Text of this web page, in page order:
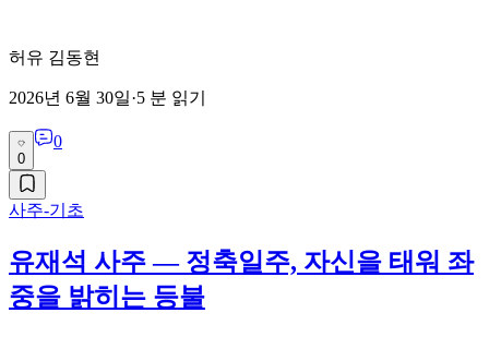
허유 김동현
2026년 6월 30일·5 분 읽기
0
0
사주-기초
유재석 사주 — 정축일주, 자신을 태워 좌
중을 밝히는 등불